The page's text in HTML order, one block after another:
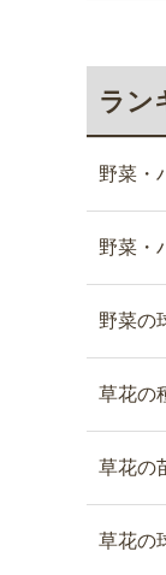
ラン
野菜・
野菜・
野菜の
草花の
草花の
草花の